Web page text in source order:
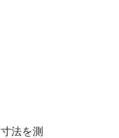
法を測